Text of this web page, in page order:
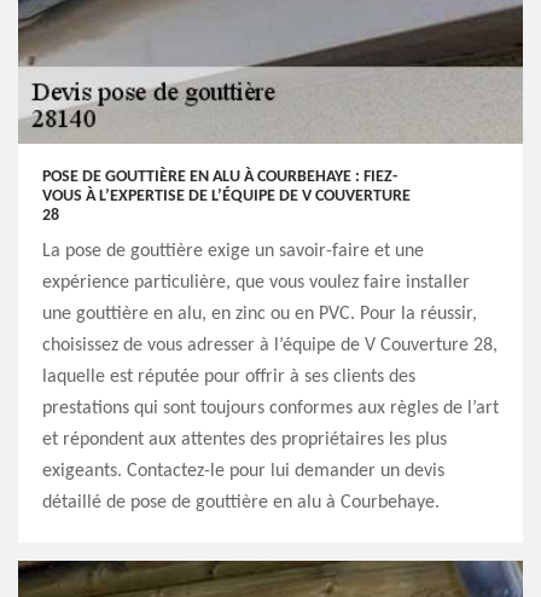
POSE DE GOUTTIÈRE EN ALU À COURBEHAYE : FIEZ-
VOUS À L’EXPERTISE DE L’ÉQUIPE DE V COUVERTURE
28
La pose de gouttière exige un savoir-faire et une
expérience particulière, que vous voulez faire installer
une gouttière en alu, en zinc ou en PVC. Pour la réussir,
choisissez de vous adresser à l’équipe de V Couverture 28,
laquelle est réputée pour offrir à ses clients des
prestations qui sont toujours conformes aux règles de l’art
et répondent aux attentes des propriétaires les plus
exigeants. Contactez-le pour lui demander un devis
détaillé de pose de gouttière en alu à Courbehaye.